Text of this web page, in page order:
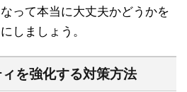
って本当に大丈夫かどうかを
しましょう。
を強化する対策方法